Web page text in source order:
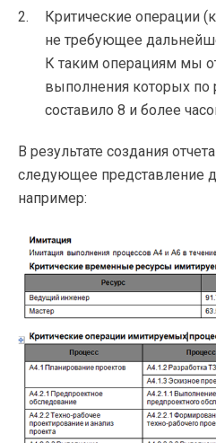
Критические операции
не требующее
К таким операциям мы
выполнения которых по
составило 8 и более
В результате создания
следующее представление
например: